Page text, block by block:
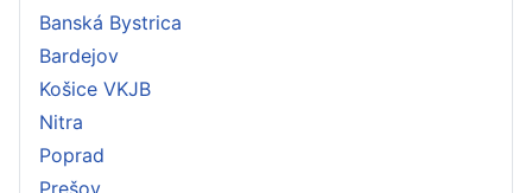
Banská Bystrica
Bardejov
Košice VKJB
Nitra
Poprad